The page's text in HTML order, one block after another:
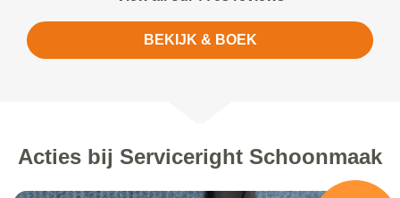
BEKIJK & BOEK
Acties bij Serviceright Schoonmaak